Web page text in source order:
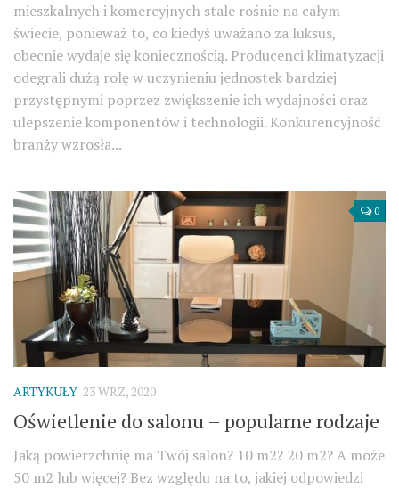
mieszkalnych i komercyjnych stale rośnie na całym
świecie, ponieważ to, co kiedyś uważano za luksus,
obecnie wydaje się koniecznością. Producenci klimatyzacji
odegrali dużą rolę w uczynieniu jednostek bardziej
przystępnymi poprzez zwiększenie ich wydajności oraz
ulepszenie komponentów i technologii. Konkurencyjność
branży wzrosła...
0
ARTYKUŁY 23 WRZ, 2020
Oświetlenie do salonu – popularne rodzaje
Jaką powierzchnię ma Twój salon? 10 m2? 20 m2? A może
50 m2 lub więcej? Bez względu na to, jakiej odpowiedzi